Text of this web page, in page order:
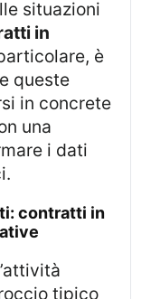
situazioni
in
è
queste
in concrete
una
i dati
tipico